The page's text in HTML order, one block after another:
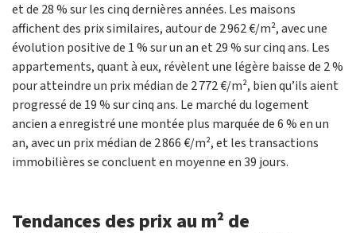
et de 28 % sur les cinq dernières années. Les maisons
affichent des prix similaires, autour de 2 962 €/m², avec une
évolution positive de 1 % sur un an et 29 % sur cinq ans. Les
appartements, quant à eux, révèlent une légère baisse de 2 %
pour atteindre un prix médian de 2 772 €/m², bien qu’ils aient
progressé de 19 % sur cinq ans. Le marché du logement
ancien a enregistré une montée plus marquée de 6 % en un
an, avec un prix médian de 2 866 €/m², et les transactions
immobilières se concluent en moyenne en 39 jours.
Tendances des prix au m² de